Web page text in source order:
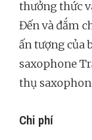
thưởng thức
Đến và đắm
ấn tượng của
saxophone
thụ
Chi phí